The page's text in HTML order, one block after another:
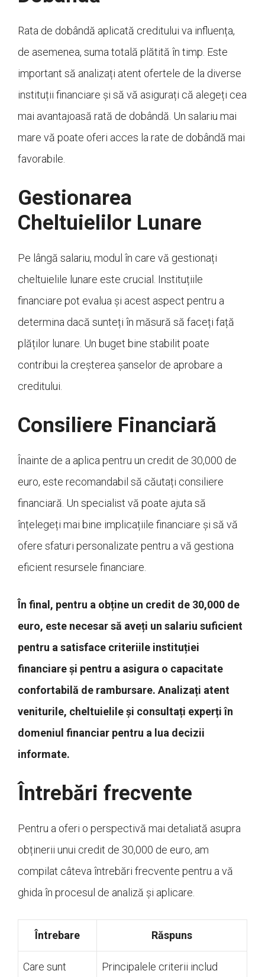
Rata de dobândă aplicată creditului va influența,
de asemenea, suma totală plătită în timp. Este
important să analizați atent ofertele de la diverse
instituții financiare și să vă asigurați că alegeți cea
mai avantajoasă rată de dobândă. Un salariu mai
mare vă poate oferi acces la rate de dobândă mai
favorabile.
Gestionarea
Cheltuielilor Lunare
Pe lângă salariu, modul în care vă gestionați
cheltuielile lunare este crucial. Instituțiile
financiare pot evalua și acest aspect pentru a
determina dacă sunteți în măsură să faceți față
plăților lunare. Un buget bine stabilit poate
contribui la creșterea șanselor de aprobare a
creditului.
Consiliere Financiară
Înainte de a aplica pentru un credit de 30,000 de
euro, este recomandabil să căutați consiliere
financiară. Un specialist vă poate ajuta să
înțelegeți mai bine implicațiile financiare și să vă
ofere sfaturi personalizate pentru a vă gestiona
eficient resursele financiare.
În final, pentru a obține un credit de 30,000 de
euro, este necesar să aveți un salariu suficient
pentru a satisface criteriile instituției
financiare și pentru a asigura o capacitate
confortabilă de rambursare. Analizați atent
veniturile, cheltuielile și consultați experți în
domeniul financiar pentru a lua decizii
informate.
Întrebări frecvente
Pentru a oferi o perspectivă mai detaliată asupra
obținerii unui credit de 30,000 de euro, am
compilat câteva întrebări frecvente pentru a vă
ghida în procesul de analiză și aplicare.
Întrebare Răspuns
Care sunt
Principalele criterii includ